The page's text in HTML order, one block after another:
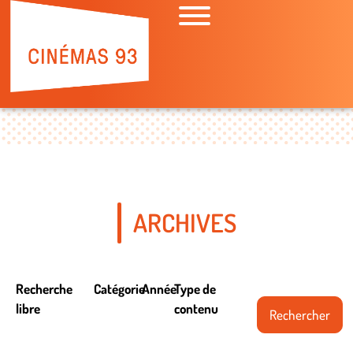
ARCHIVES
Recherche
libre
CatégorieAnnéeType de
contenu
Rechercher